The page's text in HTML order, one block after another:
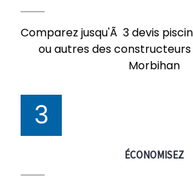
Comparez jusqu'Ã 3 devis
ou autres des constructeurs
Morbihan
3
ÉCONOMISEZ